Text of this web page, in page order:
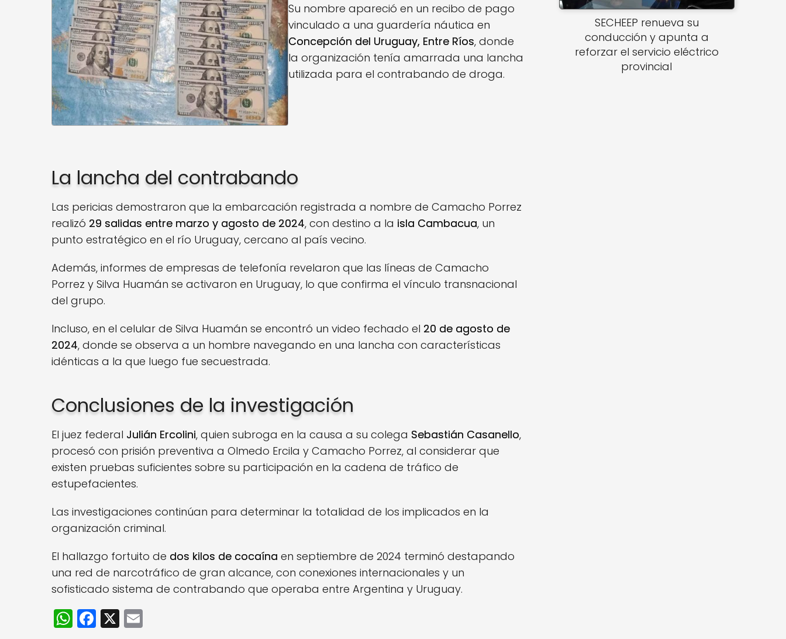
Su nombre apareció en un recibo de pago
vinculado a una guardería náutica en
Concepción del Uruguay, Entre Ríos, donde
la organización tenía amarrada una lancha
utilizada para el contrabando de droga.
La lancha del contrabando
Las pericias demostraron que la embarcación registrada a nombre de Camacho Porrez
realizó 29 salidas entre marzo y agosto de 2024, con destino a la isla Cambacua, un
punto estratégico en el río Uruguay, cercano al país vecino.
Además, informes de empresas de telefonía revelaron que las líneas de Camacho
Porrez y Silva Huamán se activaron en Uruguay, lo que confirma el vínculo transnacional
del grupo.
Incluso, en el celular de Silva Huamán se encontró un video fechado el 20 de agosto de
2024, donde se observa a un hombre navegando en una lancha con características
idénticas a la que luego fue secuestrada.
Conclusiones de la investigación
El juez federal Julián Ercolini, quien subroga en la causa a su colega Sebastián Casanello,
procesó con prisión preventiva a Olmedo Ercila y Camacho Porrez, al considerar que
existen pruebas suficientes sobre su participación en la cadena de tráfico de
estupefacientes.
Las investigaciones continúan para determinar la totalidad de los implicados en la
organización criminal.
El hallazgo fortuito de dos kilos de cocaína en septiembre de 2024 terminó destapando
una red de narcotráfico de gran alcance, con conexiones internacionales y un
sofisticado sistema de contrabando que operaba entre Argentina y Uruguay.
W F X
SECHEEP renueva su
conducción y apunta a
reforzar el servicio eléctrico
provincial